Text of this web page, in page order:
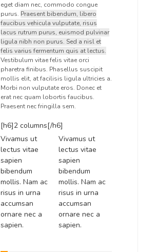
eget diam nec, commodo congue
purus. Praesent bibendum, libero
faucibus vehicula vulputate, risus
lacus rutrum purus, euismod pulvinar
ligula nibh non purus. Sed a nisl et
felis varius fermentum quis at lectus.
Vestibulum vitae felis vitae orci
pharetra finibus. Phasellus suscipit
mollis elit, at facilisis ligula ultricies a.
Morbi non vulputate eros. Donec et
erat nec quam lobortis faucibus.
Praesent nec fringilla sem.
[h6]2 columns[/h6]
Vivamus ut
lectus vitae
sapien
bibendum
mollis. Nam ac
risus in urna
accumsan
ornare nec a
sapien.
Vivamus ut
lectus vitae
sapien
bibendum
mollis. Nam ac
risus in urna
accumsan
ornare nec a
sapien.